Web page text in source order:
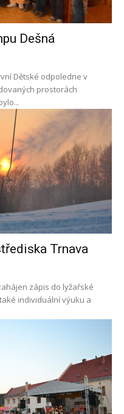
Dešná
Dětské odpoledne v
prostorách
Trnava
zápis do lyžařské
individuální výuku a